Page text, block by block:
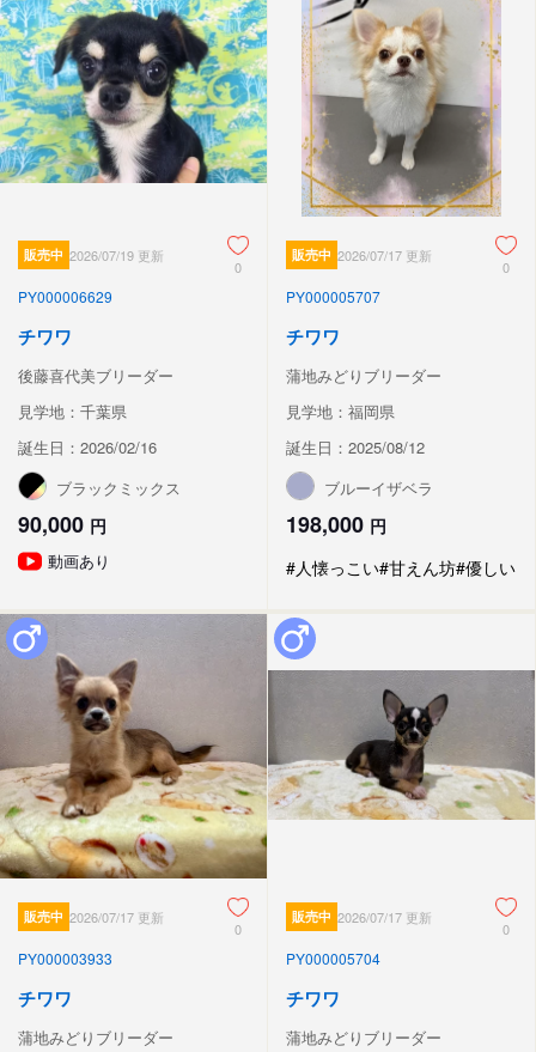
販売中 2026/07/19 更新
0
PY000006629
チワワ
後藤喜代美ブリーダー
見学地：千葉県
誕生日：2026/02/16
ブラックミックス
90,000 円
動画あり
販売中 2026/07/17 更新
0
PY000005707
チワワ
蒲地みどりブリーダー
見学地：福岡県
誕生日：2025/08/12
ブルーイザベラ
198,000 円
#人懐っこい#甘えん坊#優しい
販売中 2026/07/17 更新
0
PY000003933
チワワ
蒲地みどりブリーダー
販売中 2026/07/17 更新
0
PY000005704
チワワ
蒲地みどりブリーダー